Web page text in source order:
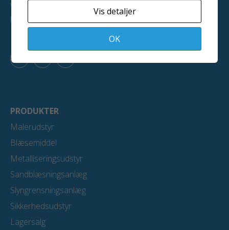
Vi leverer professionelle løsninger til overfladebehandling i
hele Danmark
a
c
o
k
L
i
n
i
n
Y
o
u
PRODUKTER
Malerudstyr
Blæsemiddel
Metalliseringsudstyr
Sandblæsningsanlæg
Slyngrensningsanlæg
Sikkerhedsudstyr
Lagersalg
Vis detaljer
OK